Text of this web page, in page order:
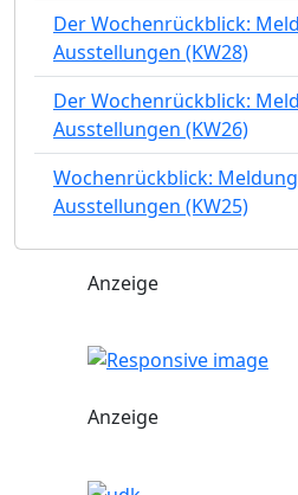
Der Wochenrückblick:
Ausstellungen (KW28)
Der Wochenrückblick:
Ausstellungen (KW26)
Wochenrückblick:
Ausstellungen (KW25)
Anzeige
Anzeige